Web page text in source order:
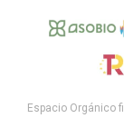
Espacio Orgánico